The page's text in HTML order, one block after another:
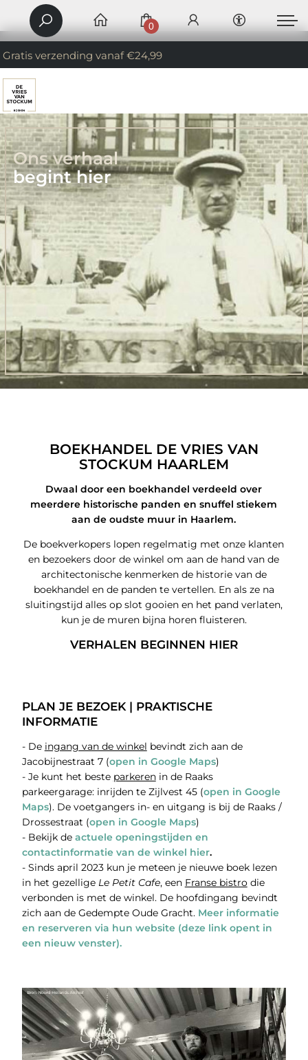
Gratis verzending vanaf €24,99
0
Ons verhaal
begint hier
BOEKHANDEL DE VRIES VAN
STOCKUM HAARLEM
Dwaal door een boekhandel verdeeld over
meerdere historische panden en snuffel stiekem
aan de oudste muur in Haarlem.
De boekverkopers lopen regelmatig met onze klanten
en bezoekers door de winkel om aan de hand van de
architectonische kenmerken de historie van de
boekhandel en de panden te vertellen. En als ze na
sluitingstijd alles op slot gooien en het pand verlaten,
kun je de muren bijna horen fluisteren.
VERHALEN BEGINNEN HIER
PLAN JE BEZOEK | PRAKTISCHE
INFORMATIE
- De ingang van de winkel bevindt zich aan de
Jacobijnestraat 7 (open in Google Maps)
- Je kunt het beste parkerenin de Raaks
parkeergarage: inrijden te Zijlvest 45 (open in Google
Maps). De voetgangers in- en uitgang is bij de Raaks /
Drossestraat (open in Google Maps)
- Bekijk de actuele openingstijden en
contactinformatie van de winkel hier.
- Sinds april 2023 kun je meteen je nieuwe boek lezen
in het gezellige Le Petit Cafe, een Franse bistrodie
verbonden is met de winkel. De hoofdingang bevindt
zich aan de Gedempte Oude Gracht. Meer informatie
en reserveren via hun website (deze link opent in
een nieuw venster).